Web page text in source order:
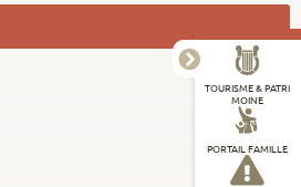
TOURISME & PATRI
MOINE
PORTAIL FAMILLE